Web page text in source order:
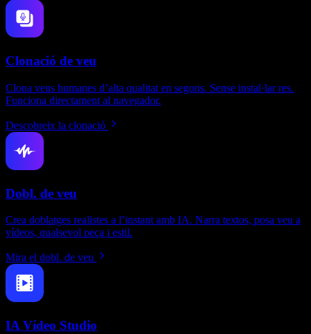
Clonació de veu
Clona veus humanes d’alta qualitat en segons. Sense instal·lar res.
Funciona directament al navegador.
Descobreix la clonació
Dobl. de veu
Crea doblatges realistes a l’instant amb IA. Narra textos, posa veu a
vídeos, qualsevol peça i estil.
Mira el dobl. de veu
IA Vídeo Studio